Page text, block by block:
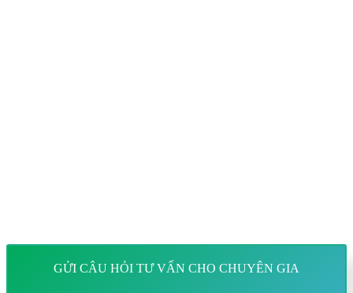
GỬI CÂU HỎI TƯ VẤN CHO CHUYÊN GIA